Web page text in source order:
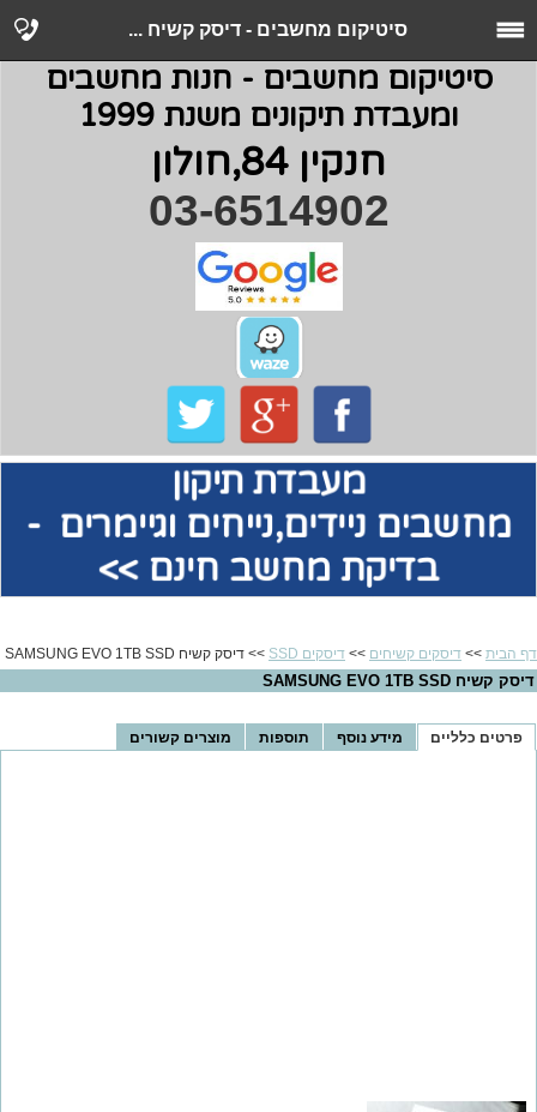
סיטיקום מחשבים - דיסק קשיח ...
סיטיקום מחשבים - חנות מחשבים
ומעבדת תיקונים משנת 1999
חנקין 84,חולון
03-6514902
מעבדת תיקון
מחשביםניידים,נייחים וגיימרים -
בדיקת מחשב חינם >>
דף הבית >> דיסקים קשיחים >> דיסקים SSD >> דיסק קשיח SAMSUNG EVO 1TB SSD
דיסק קשיח SAMSUNG EVO 1TB SSD
פרטים כלליים מידע נוסף תוספות מוצרים קשורים